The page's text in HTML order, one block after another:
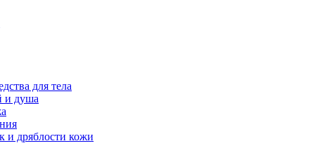
для тела
и душа
и дряблости кожи